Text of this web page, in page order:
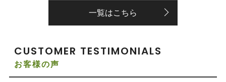
一覧はこちら
CUSTOMER TESTIMONIALS
お客様の声